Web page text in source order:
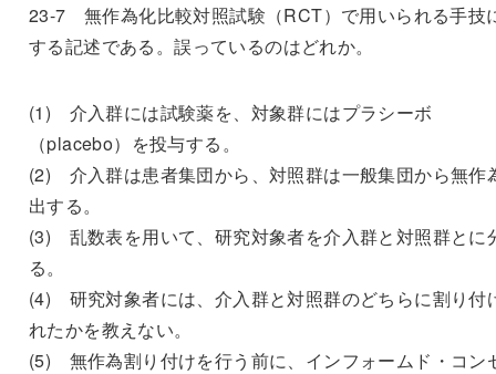
23-7 無作為化比較対照試験（RCT）で用いられる手技
する記述である。誤っているのはどれか。
(1) 介入群には試験薬を、対象群にはプラシーボ
（placebo）を投与する。
(2) 介入群は患者集団から、対照群は一般集団から無作
出する。
(3) 乱数表を用いて、研究対象者を介入群と対照群とに
る。
(4) 研究対象者には、介入群と対照群のどちらに割り付
れたかを教えない。
(5) 無作為割り付けを行う前に、インフォームド・コン